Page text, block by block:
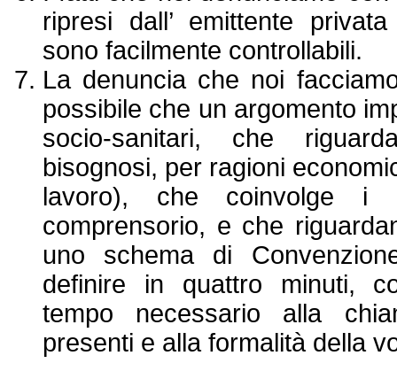
ripresi dall’ emittente
sono facilmente controllabili.
La denuncia che noi
possibile che un argomento
socio-sanitari, che
bisognosi, per ragioni
lavoro), che coinvolge i
comprensorio, e che
uno schema di
definire in quattro minuti,
tempo necessario alla
presenti e alla formalità della